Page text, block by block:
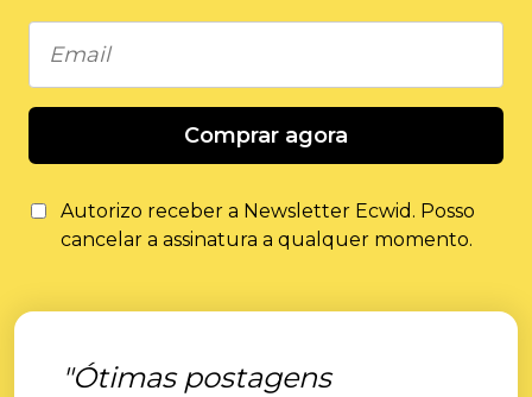
Comprar agora
Autorizo ​​receber a Newsletter Ecwid. Posso
cancelar a assinatura a qualquer momento.
"Ótimas postagens